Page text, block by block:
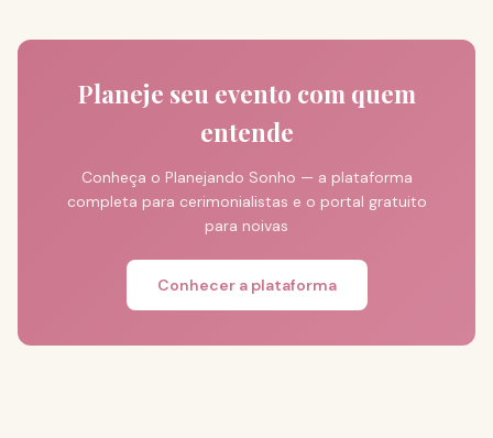
Planeje seu evento com quem
entende
Conheça o Planejando Sonho — a plataforma
completa para cerimonialistas e o portal gratuito
para noivas
Conhecer a plataforma